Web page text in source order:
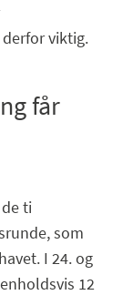
viktig.
får
ti
som
I 24. og
12